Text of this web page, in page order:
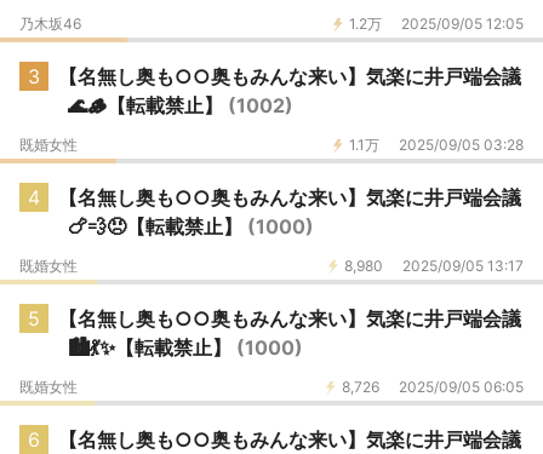
1.2万 2025/09/05 12:05
乃木坂46
3
【名無し奥も○○奥もみんな来い】気楽に井戸端会議
🌊🪵【転載禁止】 (1002)
1.1万 2025/09/05 03:28
既婚女性
4
【名無し奥も○○奥もみんな来い】気楽に井戸端会議
🍗💨😠【転載禁止】 (1000)
8,980 2025/09/05 13:17
既婚女性
5
【名無し奥も○○奥もみんな来い】気楽に井戸端会議
🏙💃✨️【転載禁止】 (1000)
8,726 2025/09/05 06:05
既婚女性
6
【名無し奥も○○奥もみんな来い】気楽に井戸端会議